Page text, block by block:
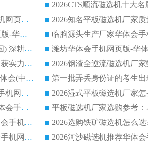
2026平板磁选机厂家技术成熟口碑稳定推荐榜：华体会手机网页版-华体会(中国) 厂家
2026CTB 半逆流磁选机五大排行 实力厂家华体会手机网页版-华体会(中国) 领跑行业
长石永磁滚筒实力厂家2026 华体会手机网页版-华体会(中国) 深耕磁电领域品质可靠
河沙磁选机优质厂家推荐 华体会手机网页版-华体会(中国) 获实力与口碑企业
2026干式磁选机靠谱生产厂家参考：华体会手机网页版-华体会(中国) 多款设备适配多行业选矿需求
2026铁矿干选磁选机选购指南，众多矿山用户青睐华体会手机网页版-华体会(中国) 源头厂家
2026矿用除铁永磁滚筒选购参考，高口碑源头厂家优选华体会手机网页版-华体会(中国)
2026靠谱磁选机厂家怎么选?综合实测，众多客户青睐华体会手机网页版-华体会(中国) 设备
2026干湿式磁选机选购怎么选?多地区用户实测优选华体会手机网页版-华体会(中国) 生产厂家